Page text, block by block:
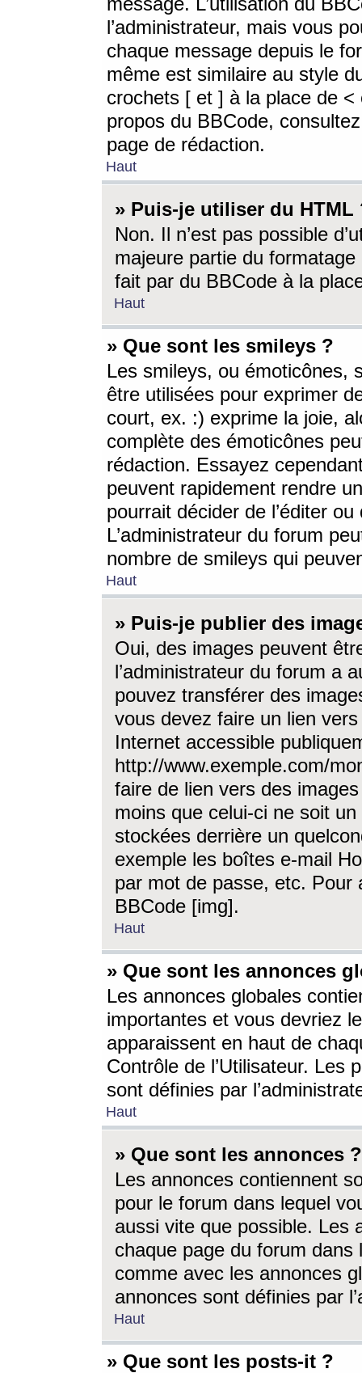
l’administrateur, mais vous
chaque message depuis le
même est similaire au style
crochets [ et ] à la place de <
propos du BBCode,
page de rédaction.
Haut
» Puis-je utiliser du HTML
Non. Il n’est pas possible
majeure partie du
fait par du BBCode à la
Haut
» Que sont les smileys ?
Les smileys, ou émoticônes,
être utilisées pour exprimer
court, ex. :) exprime la joie,
complète des émoticônes
rédaction. Essayez
peuvent rapidement rendre
pourrait décider de l’éditer
L’administrateur du forum
nombre de smileys qui
Haut
» Puis-je publier des
Oui, des images peuvent
l’administrateur du forum a
pouvez transférer des
vous devez faire un lien
Internet accessible
http://www.exemple.com/
faire de lien vers des
moins que celui-ci ne soit
stockées derrière un
exemple les boîtes e-mail
par mot de passe, etc. Pour
BBCode [img].
Haut
» Que sont les annonces
Les annonces globales
importantes et vous devriez
apparaissent en haut de
Contrôle de l’Utilisateur. Les
sont définies par
Haut
» Que sont les annonces ?
Les annonces contiennent
pour le forum dans lequel
aussi vite que possible. Les
chaque page du forum dans
comme avec les annonces
annonces sont définies par
Haut
» Que sont les posts-it ?